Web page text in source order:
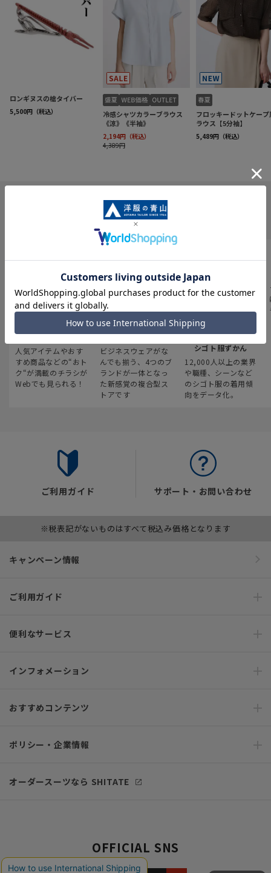
INFORMATION
最新のお買い得情報
人気アイテムやおす
すめ商品などの“おト
ク“が満載のチラシが
Webでも見られる！
スーツスクエア
ビジネスウェアがな
んでも揃う、4つのブ
ランドが一体となっ
た新感覚の複合型ス
トアです
みんなの
シゴト服ずかん
12,000人以上の業界
や職種、シーンなど
のシゴト服の着用傾
向をデータ化。
ご利用ガイド サポート・お問い合わせ
※税表記がないものはすべて税込み価格となります
キャンペーン情報
ご利用ガイド
便利なサービス
インフォメーション
おすすめコンテンツ
ポリシー・企業情報
オーダースーツなら SHITATE
OFFICIAL SNS